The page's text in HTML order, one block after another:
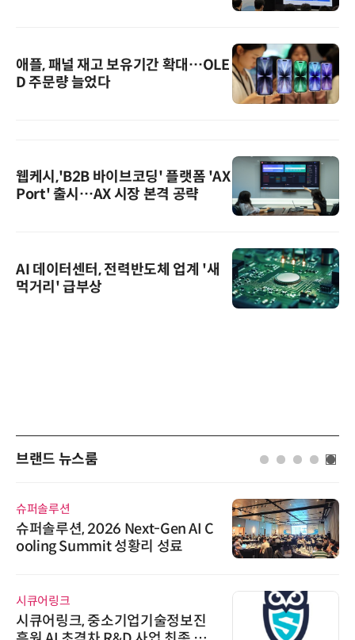
애플, 패널 재고 보유기간 확대…OLE
D 주문량 늘었다
웹케시,'B2B 바이브코딩' 플랫폼 'AX
Port' 출시…AX 시장 본격 공략
AI 데이터센터, 전력반도체 업계 '새
먹거리' 급부상
브랜드 뉴스룸
슈퍼솔루션
슈퍼솔루션, 2026 Next-Gen AI C
ooling Summit 성황리 성료
시큐어링크
시큐어링크, 중소기업기술정보진